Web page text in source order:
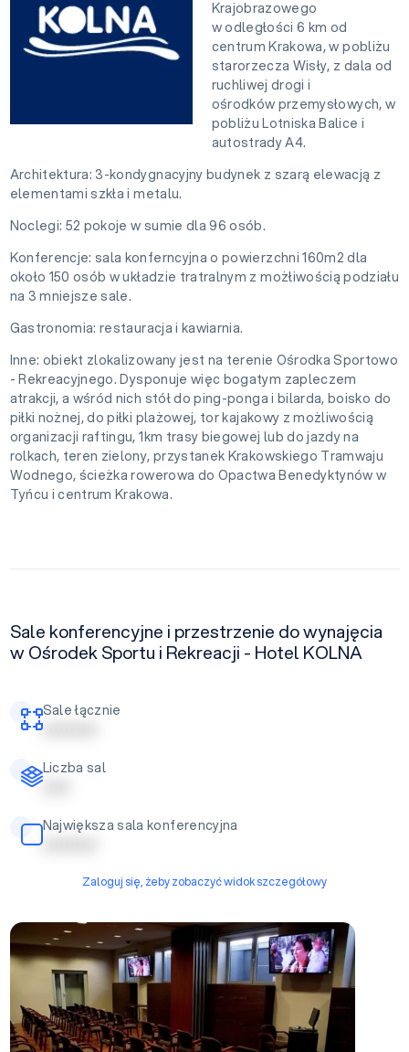
Krajobrazowego
w odległości 6 km od
centrum Krakowa, w pobliżu
starorzecza Wisły, z dala od
ruchliwej drogi i
ośrodków przemysłowych, w
pobliżu Lotniska Balice i
autostrady A4.
Architektura: 3-kondygnacyjny budynek z szarą elewacją z
elementami szkła i metalu.
Noclegi: 52 pokoje w sumie dla 96 osób.
Konferencje: sala konferncyjna o powierzchni 160m2 dla
około 150 osób w układzie tratralnym z możłiwością podziału
na 3 mniejsze sale.
Gastronomia: restauracja i kawiarnia.
Inne: obiekt zlokalizowany jest na terenie Ośrodka Sportowo
- Rekreacyjnego. Dysponuje więc bogatym zapleczem
atrakcji, a wśród nich stół do ping-ponga i bilarda, boisko do
piłki nożnej, do piłki plażowej, tor kajakowy z możliwością
organizacji raftingu, 1km trasy biegowej lub do jazdy na
rolkach, teren zielony, przystanek Krakowskiego Tramwaju
Wodnego, ścieżka rowerowa do Opactwa Benedyktynów w
Tyńcu i centrum Krakowa.
Sale konferencyjne i przestrzenie do wynajęcia
w Ośrodek Sportu i Rekreacji - Hotel KOLNA
Sale łącznie
| | | | | | | | | |
Liczba sal
| | | | |
Największa sala konferencyjna
| | | | | | | | | |
Zaloguj się, żeby zobaczyć widok szczegółowy
Sala ABC